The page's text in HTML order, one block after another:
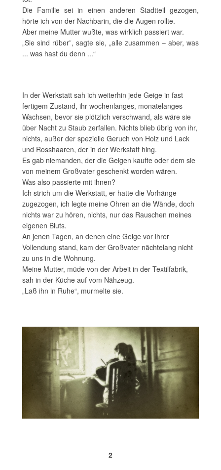
Die Familie sei in einen anderen Stadtteil gezogen,
hörte ich von der Nachbarin, die die Augen rollte.
Aber meine Mutter wußte, was wirklich passiert war.
„Sie sind rüber”, sagte sie, „alle zusammen – aber, was
... was hast du denn ...“
In der Werkstatt sah ich weiterhin jede Geige in fast
fertigem Zustand, ihr wochenlanges, monatelanges
Wachsen, bevor sie plötzlich verschwand, als wäre sie
über Nacht zu Staub zerfallen. Nichts blieb übrig von ihr,
nichts, außer der spezielle Geruch von Holz und Lack
und Rosshaaren, der in der Werkstatt hing.
Es gab niemanden, der die Geigen kaufte oder dem sie
von meinem Großvater geschenkt worden wären.
Was also passierte mit ihnen?
Ich strich um die Werkstatt, er hatte die Vorhänge
zugezogen, ich legte meine Ohren an die Wände, doch
nichts war zu hören, nichts, nur das Rauschen meines
eigenen Bluts.
An jenen Tagen, an denen eine Geige vor ihrer
Vollendung stand, kam der Großvater nächtelang nicht
zu uns in die Wohnung.
Meine Mutter, müde von der Arbeit in der Textilfabrik,
sah in der Küche auf vom Nähzeug.
„Laß ihn in Ruhe“, murmelte sie.
2